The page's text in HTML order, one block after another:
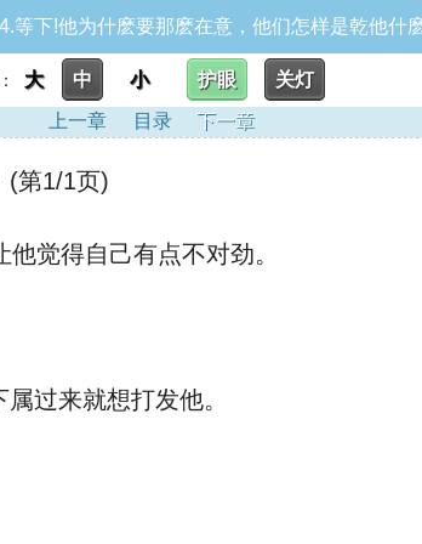
等下!他为什麽要那麽在意，他们怎样是乾他什
大 中 小 护眼
关灯
上一章
目录 下一章
第1/1页)
觉得自己有点不对劲。
过来就想打发他。